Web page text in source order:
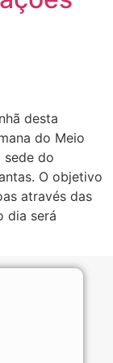
desta
do Meio
sede do
O objetivo
através das
dia será